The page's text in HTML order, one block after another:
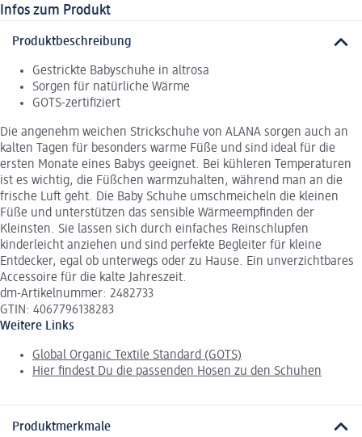
Infos zum Produkt
Produktbeschreibung
Gestrickte Babyschuhe in altrosa
Sorgen für natürliche Wärme
GOTS-zertifiziert
Die angenehm weichen Strickschuhe von ALANA sorgen auch an
kalten Tagen für besonders warme Füße und sind ideal für die
ersten Monate eines Babys geeignet. Bei kühleren Temperaturen
ist es wichtig, die Füßchen warmzuhalten, während man an die
frische Luft geht. Die Baby Schuhe umschmeicheln die kleinen
Füße und unterstützen das sensible Wärmeempfinden der
Kleinsten. Sie lassen sich durch einfaches Reinschlupfen
kinderleicht anziehen und sind perfekte Begleiter für kleine
Entdecker, egal ob unterwegs oder zu Hause. Ein unverzichtbares
Accessoire für die kalte Jahreszeit.
dm-Artikelnummer: 2482733
GTIN: 4067796138283
Weitere Links
Global Organic Textile Standard (GOTS)
Hier findest Du die passenden Hosen zu den Schuhen
Produktmerkmale